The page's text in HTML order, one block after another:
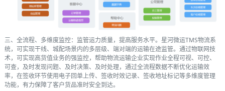
三、全流程、多维度监控：监管运力质量，提高服务水平。星河微运TMS物流系
统，可实现干线、城配场景内的多层级、端对端的运输在途监管。通过物联网技
术，可实现高货值业务的强监控，帮助物流运输企业实现作业全程可视、可控、
可查，及时发现问题、及时决策、及时处理，通过全流程数据不断优化运输效
率，在签收环节使用电子回单上传、签收时效记录、签收地址标记等多维度管理
功能，有力保障了客户货品准时安全到达。